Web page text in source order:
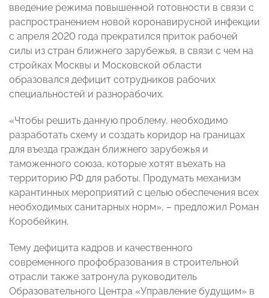
введение режима повышенной готовности в связи с
распространением новой коронавирусной инфекции
с апреля 2020 года прекратился приток рабочей
силы из стран ближнего зарубежья, в связи с чем на
стройках Москвы и Московской области
образовался дефицит сотрудников рабочих
специальностей и разнорабочих.
«Чтобы решить данную проблему, необходимо
разработать схему и создать коридор на границах
для въезда граждан ближнего зарубежья и
таможенного союза, которые хотят въехать на
территорию РФ для работы. Продумать механизм
карантинных мероприятий с целью обеспечения всех
необходимых санитарных норм», – предложил Роман
Коробейкин.
Тему дефицита кадров и качественного
современного профобразования в строительной
отрасли также затронула руководитель
Образовательного Центра «Управление будущим» в